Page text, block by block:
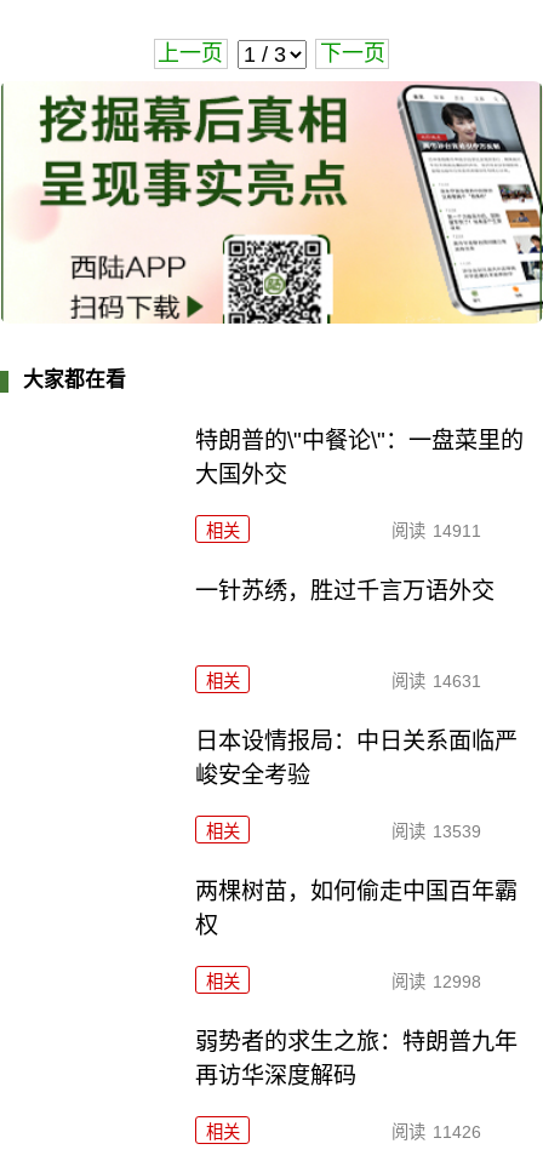
上一页 下一页
大家都在看
特朗普的\"中餐论\"：一盘菜里的
大国外交
相关 阅读 14911
一针苏绣，胜过千言万语外交
相关 阅读 14631
日本设情报局：中日关系面临严
峻安全考验
相关 阅读 13539
两棵树苗，如何偷走中国百年霸
权
相关 阅读 12998
弱势者的求生之旅：特朗普九年
再访华深度解码
相关 阅读 11426